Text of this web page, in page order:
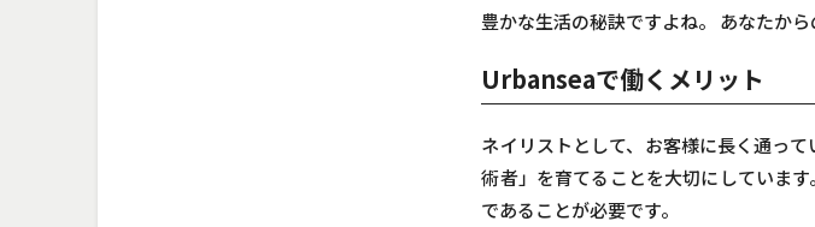
豊かな生活の秘訣ですよね。 あなたか
Urbanseaで働くメリット
ネイリストとして、お客様に長く通っ
術者」を育てることを大切にしていま
であることが必要です。